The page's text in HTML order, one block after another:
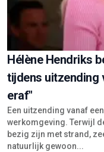
Hélène Hendriks
tijdens uitzending
eraf"
Een uitzending vanaf
werkomgeving. Terwijl
bezig zijn met strand,
natuurlijk gewoon...